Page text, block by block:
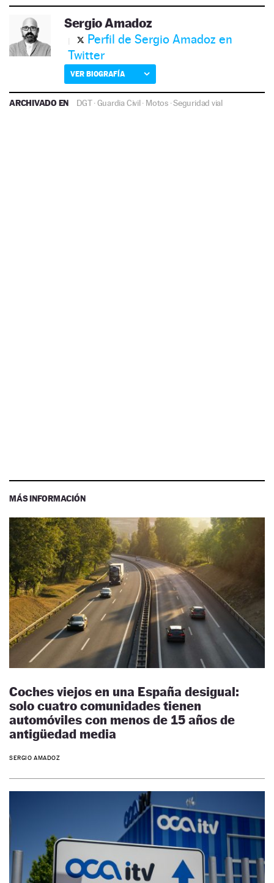
Sergio Amadoz
Perfil de Sergio Amadoz en
Twitter
VER BIOGRAFÍA
ARCHIVADO EN DGT·Guardia Civil· Motos·Seguridad vial
MÁS INFORMACIÓN
Coches viejos en una España desigual:
solo cuatro comunidades tienen
automóviles con menos de 15 años de
antigüedad media
SERGIO AMADOZ